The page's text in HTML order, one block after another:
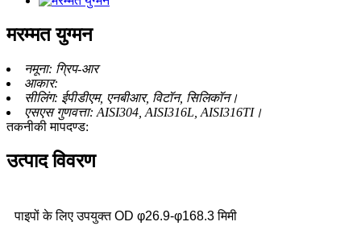
मरम्मत युग्मन
नमूना: ग्रिप-आर
आकार:
सीलिंग: ईपीडीएम, एनबीआर, विटॉन, सिलिकॉन।
एसएस गुणवत्ता: AISI304, AISI316L, AISI316TI।
तकनीकी मापदण्ड:
उत्पाद विवरण
पाइपों के लिए उपयुक्त OD φ26.9-φ168.3 मिमी